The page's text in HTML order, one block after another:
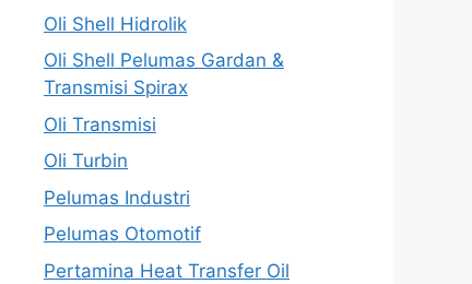
Oli Shell Hidrolik
Oli Shell Pelumas Gardan &
Transmisi Spirax
Oli Transmisi
Oli Turbin
Pelumas Industri
Pelumas Otomotif
Pertamina Heat Transfer Oil